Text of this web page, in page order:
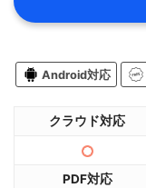
Android対応
クラウド対応
PDF対応